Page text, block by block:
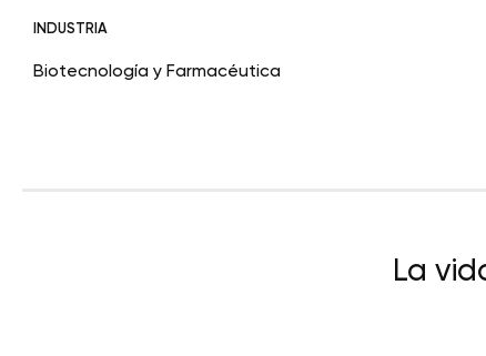
INDUSTRIA
Biotecnología y Farmacéutica
La